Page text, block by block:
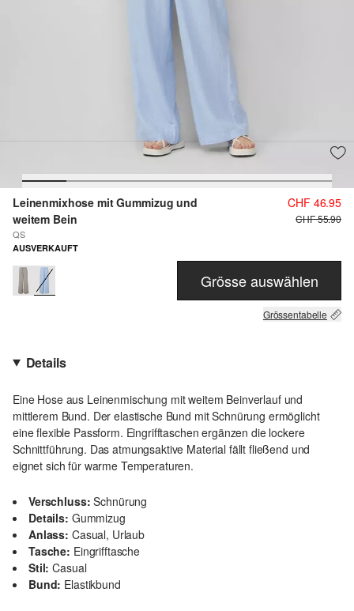
Leinenmixhose mit Gummizug und
weitem Bein
QS
CHF 46.95
CHF 55.90
AUSVERKAUFT
Grösse auswählen
Grössentabelle
Details
Eine Hose aus Leinenmischung mit weitem Beinverlauf und
mittlerem Bund. Der elastische Bund mit Schnürung ermöglicht
eine flexible Passform. Eingrifftaschen ergänzen die lockere
Schnittführung. Das atmungsaktive Material fällt fließend und
eignet sich für warme Temperaturen.
Verschluss: Schnürung
Details: Gummizug
Anlass: Casual, Urlaub
Tasche: Eingrifftasche
Stil: Casual
Bund: Elastikbund